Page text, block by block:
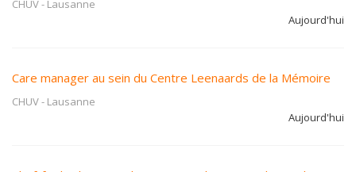
CHUV- Lausanne
Aujourd'hui
Care manager au sein du Centre Leenaards de la Mémoire
CHUV- Lausanne
Aujourd'hui